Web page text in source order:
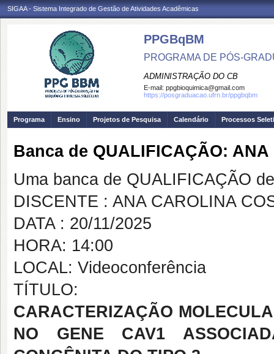
SIGAA - Sistema Integrado de Gestão de Atividades Acadêmicas
PPGBqBM
PROGRAMA DE PÓS-
ADMINISTRAÇÃO DO CB
E-mail: ppgbioquimica@gmail.com
https://posgraduacao.ufrn.br/ppgbqbm
Programa Ensino Projetos de Pesquisa Calendário Processos
Banca de QUALIFICAÇÃO:
Uma banca de QUALIFICAÇÃO
DISCENTE : ANA CAROLINA
DATA : 20/11/2025
HORA: 14:00
LOCAL: Videoconferência
TÍTULO:
CARACTERIZAÇÃO
NO GENE CAV1